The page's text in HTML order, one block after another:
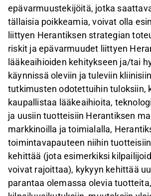
epävarmuustekijöitä, jotka
tällaisia poikkeamia, voivat olla
liittyen Herantiksen strategian
riskit ja epävarmuudet liittyen
lääkeaihioiden kehitykseen ja/tai
käynnissä oleviin ja tuleviin
tutkimusten odotettuihin tuloksiin,
kaupallistaa lääkeaihioita,
ja uusiin tuotteisiin Herantiksen
markkinoilla ja toimialalla,
toimintavapauteen niihin
kehittää (jota esimerkiksi
voivat rajoittaa), kykyyn kehittää
parantaa olemassa olevia tuotteita,